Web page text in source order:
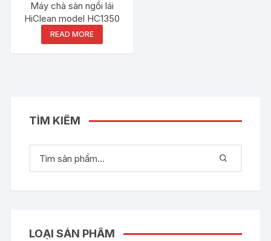
Máy chà sàn ngồi lái
HiClean model HC1350
READ MORE
TÌM KIẾM
LOẠI SẢN PHẨM